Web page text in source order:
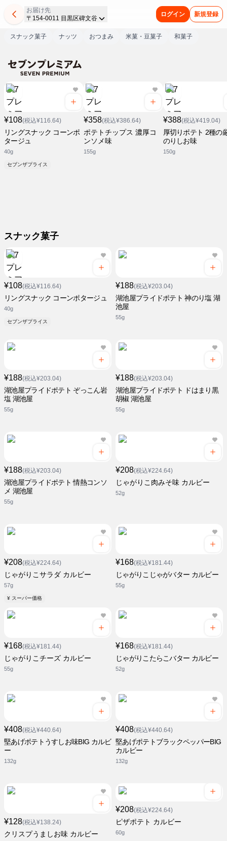
お届け先
〒154-0011 目黒区碑文谷
ログイン 新規登録
スナック菓子 ナッツ おつまみ 米菓・豆菓子 和菓子
¥108(税込¥116.64)
リングスナック コーンポ
タージュ
40g
セブンザプライス
¥358(税込¥386.64)
ポテトチップス 濃厚コ
ンソメ味
155g
¥388(税込¥419.04)
厚切りポテト 2種の
のりしお味
150g
スナック菓子
¥108(税込¥116.64)
リングスナック コーンポタージュ
40g
セブンザプライス
¥188(税込¥203.04)
湖池屋プライドポテト 神のり塩 湖
池屋
55g
¥188(税込¥203.04)
湖池屋プライドポテト ぞっこん岩
塩 湖池屋
55g
¥188(税込¥203.04)
湖池屋プライドポテト ドはまり黒
胡椒 湖池屋
55g
¥188(税込¥203.04)
湖池屋プライドポテト 情熱コンソ
メ 湖池屋
55g
¥208(税込¥224.64)
じゃがりこ肉みそ味 カルビー
52g
¥208(税込¥224.64)
じゃがりこサラダ カルビー
57g
¥ スーパー価格
¥168(税込¥181.44)
じゃがりこじゃがバター カルビー
55g
¥168(税込¥181.44)
じゃがりこチーズ カルビー
55g
¥168(税込¥181.44)
じゃがりこたらこバター カルビー
52g
¥408(税込¥440.64)
堅あげポテトうすしお味BIG カルビ
ー
132g
¥408(税込¥440.64)
堅あげポテトブラックペッパーBIG
カルビー
132g
¥128(税込¥138.24)
クリスプうましお味 カルビー
¥208(税込¥224.64)
ピザポテト カルビー
60g